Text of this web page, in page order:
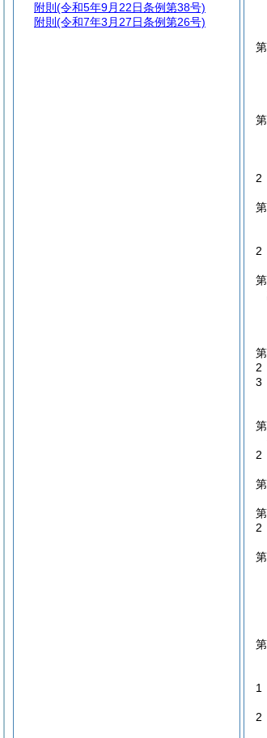
2
2
2
3
2
2
1
2
附則 (令和5年9月22日条例第38号)
附則 (令和7年3月27日条例第26号)